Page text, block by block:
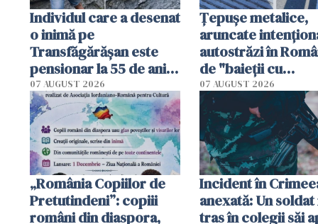
Individul care a desenat
o inimă pe
Transfăgărășan este
pensionar la 55 de ani.
Poliția l-a identificat
07 AUGUST 2026
Țepușe metalice,
aruncate
autostrăzi în
de "baieții cu
platforme": "Mi-au
cerut 1200 lei să
tracteze"
07 AUGUST 2026
„România Copiilor de
Pretutindeni”: copiii
români din diaspora,
Incident în
anexată: Un soldat
tras în colegii săi